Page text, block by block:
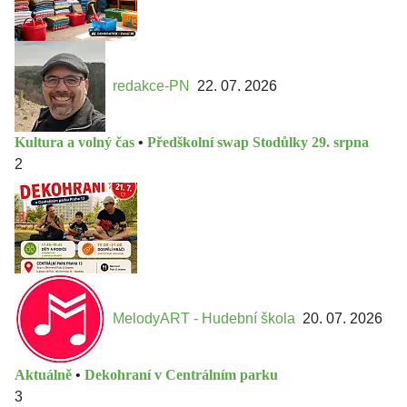
redakce-PN 22. 07. 2026
Kultura a volný čas • Předškolní swap Stodůlky 29. srpna
2
MelodyART - Hudební škola 20. 07. 2026
Aktuálně • Dekohraní v Centrálním parku
3